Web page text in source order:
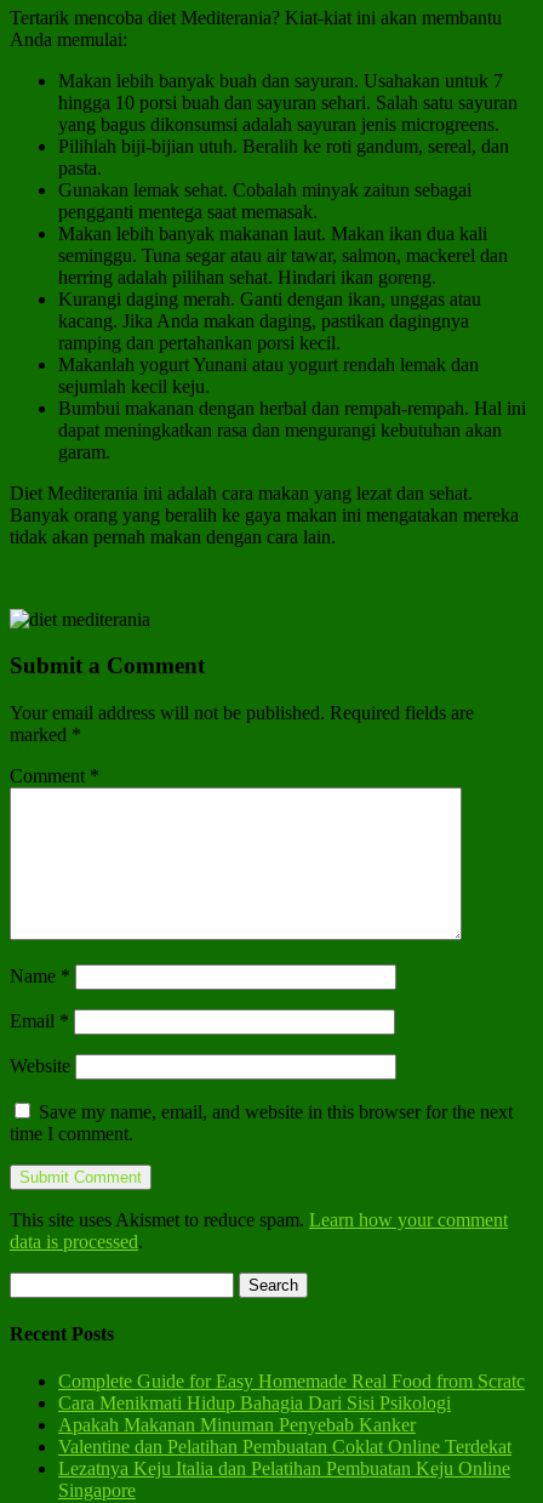
Tertarik mencoba diet Mediterania? Kiat-kiat ini akan membantu
Anda memulai:
Makan lebih banyak buah dan sayuran. Usahakan untuk 7
hingga 10 porsi buah dan sayuran sehari. Salah satu sayuran
yang bagus dikonsumsi adalah sayuran jenis microgreens.
Pilihlah biji-bijian utuh. Beralih ke roti gandum, sereal, dan
pasta.
Gunakan lemak sehat. Cobalah minyak zaitun sebagai
pengganti mentega saat memasak.
Makan lebih banyak makanan laut. Makan ikan dua kali
seminggu. Tuna segar atau air tawar, salmon, mackerel dan
herring adalah pilihan sehat. Hindari ikan goreng.
Kurangi daging merah. Ganti dengan ikan, unggas atau
kacang. Jika Anda makan daging, pastikan dagingnya
ramping dan pertahankan porsi kecil.
Makanlah yogurt Yunani atau yogurt rendah lemak dan
sejumlah kecil keju.
Bumbui makanan dengan herbal dan rempah-rempah. Hal ini
dapat meningkatkan rasa dan mengurangi kebutuhan akan
garam.
Diet Mediterania ini adalah cara makan yang lezat dan sehat.
Banyak orang yang beralih ke gaya makan ini mengatakan mereka
tidak akan pernah makan dengan cara lain.
Submit a Comment
Your email address will not be published. Required fields are
marked *
Comment *
Name *
Email *
Website
Save my name, email, and website in this browser for the next
time I comment.
This site uses Akismet to reduce spam. Learn how your comment
data is processed.
for:
Recent Posts
Complete Guide for Easy Homemade Real Food from Scratc
Cara Menikmati Hidup Bahagia Dari Sisi Psikologi
Apakah Makanan Minuman Penyebab Kanker
Valentine dan Pelatihan Pembuatan Coklat Online Terdekat
Lezatnya Keju Italia dan Pelatihan Pembuatan Keju Online
Singapore